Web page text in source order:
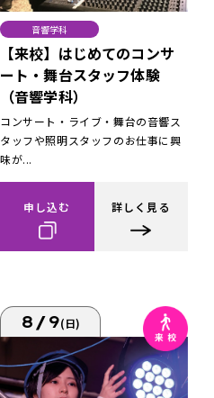
音響学科
【来校】はじめてのコンサ
ート・舞台スタッフ体験
（音響学科）
コンサート・ライブ・舞台の音響ス
タッフや照明スタッフのお仕事に興
味が...
申し込む 詳しく見る
8/9(日)